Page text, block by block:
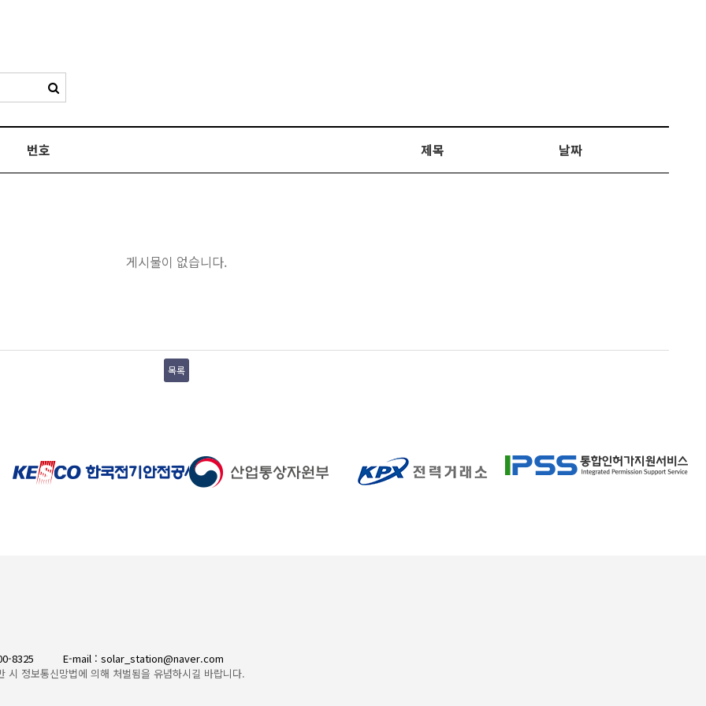
번호 제목 날짜
게시물이 없습니다.
목록
8325
E-mail : solar_station@naver.com
정보통신망법에 의해 처벌됨을 유념하시길 바랍니다.